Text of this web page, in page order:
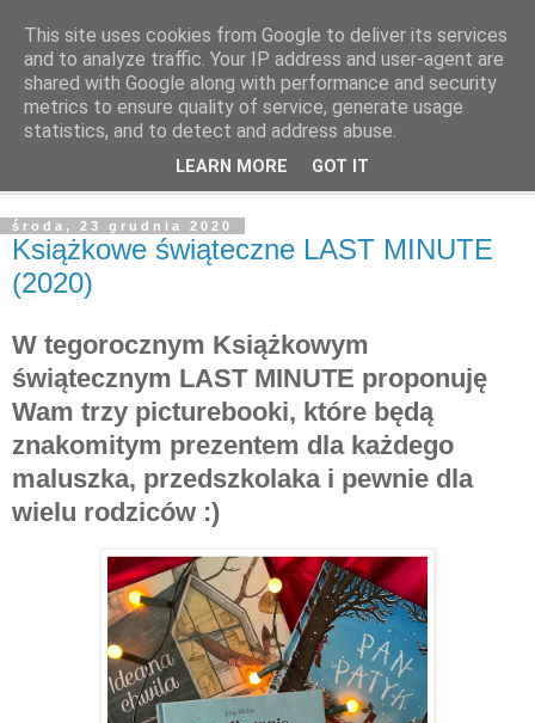
Poczytaj dziecku
BLOG O KSIĄŻKACH DLA DZIECI I MŁODZIEŻY
środa, 23 grudnia 2020
Książkowe świąteczne LAST MINUTE
(2020)
W tegorocznym Książkowym
świątecznym LAST MINUTE proponuję
Wam trzy picturebooki, które będą
znakomitym prezentem dla każdego
maluszka, przedszkolaka i pewnie dla
wielu rodziców :)
This site uses cookies from Google to deliver its services
and to analyze traffic. Your IP address and user-agent are
shared with Google along with performance and security
metrics to ensure quality of service, generate usage
statistics, and to detect and address abuse.
LEARN MORE GOT IT